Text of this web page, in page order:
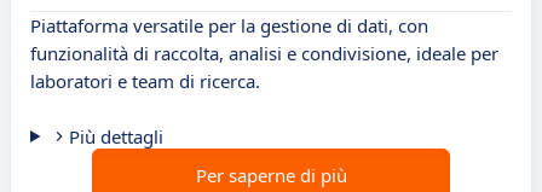
Piattaforma versatile per la gestione di dati, con
funzionalità di raccolta, analisi e condivisione, ideale per
laboratori e team di ricerca.
Più dettagli
Per saperne di più